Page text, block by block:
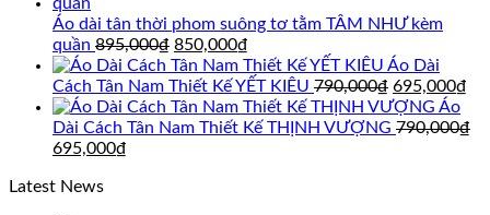
695,000₫.là:
595,000₫.
Áo dài tân thời phom suông tơ tằm TÂM NHƯ kèm
quần 895,000₫ Giá
gốc
là:
895,000₫.
850,000₫
hiện
tại
là:
850,000₫.
Áo Dài
Cách Tân Nam Thiết Kế YẾT KIÊU 790,000₫ Giá
gốc
là:
695,000₫
tại
Áo
Dài Cách Tân Nam Thiết Kế THỊNH VƯỢNG 790,000₫
Giá
là:
695,000₫
Latest News